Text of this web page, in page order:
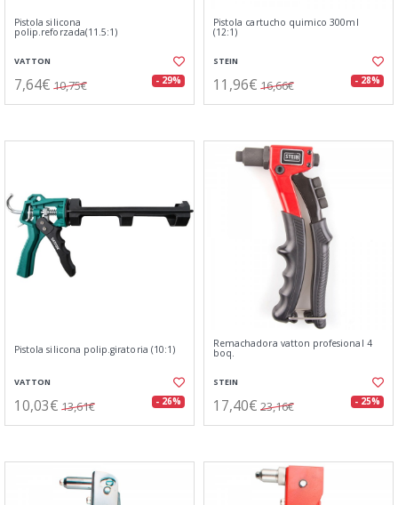
Pistola silicona
polip.reforzada(11.5:1)
VATTON
7,64€ 10,75€ - 29%
Pistola cartucho quimico 300ml
(12:1)
STEIN
11,96€ 16,66€ - 28%
Pistola silicona polip.giratoria (10:1)
VATTON
10,03€ 13,61€ - 26%
Remachadora vatton profesional 4
boq.
STEIN
17,40€ 23,16€ - 25%